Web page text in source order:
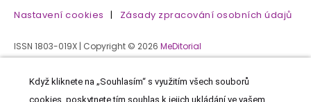
Nastavení cookies | Zásady zpracování osobních údajů
ISSN 1803-019X | Copyright © 2026 MeDitorial
Když kliknete na „Souhlasím“ s využitím všech souborů
cookies, poskytnete tím souhlas k jejich ukládání ve vašem